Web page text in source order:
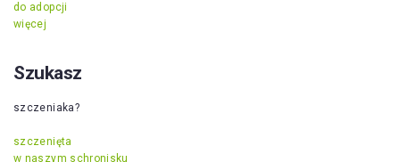
do adopcji
więcej
Szukasz
szczeniaka?
szczenięta
w naszym schronisku